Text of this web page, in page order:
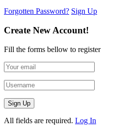
Forgotten Password? Sign Up
Create New Account!
Fill the forms bellow to register
All fields are required. Log In